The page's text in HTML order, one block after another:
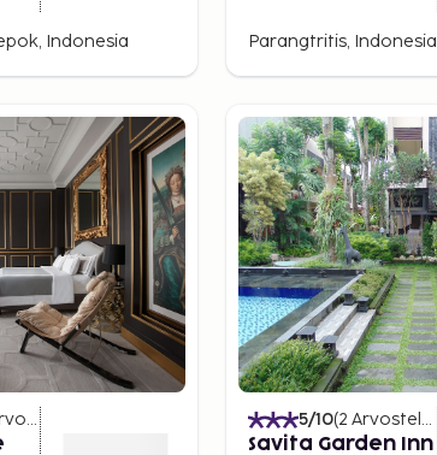
Indonesia Parangtritis, Indonesia
5/10(2 Arvostelut
Savita Garden Inn